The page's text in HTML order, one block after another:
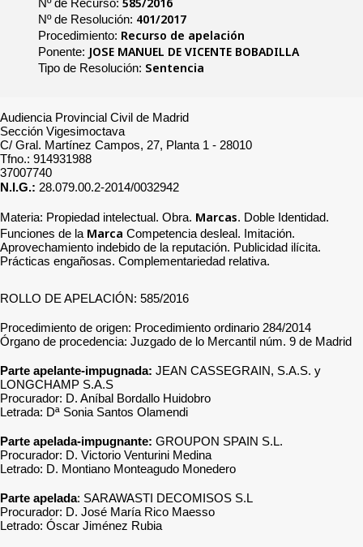
Nº de Recurso:
Nº de Resolución: 401/2017
Procedimiento: Recurso de apelación
Ponente: JOSE MANUEL DE VICENTE BOBADILLA
Tipo de Resolución: Sentencia
Audiencia Provincial Civil de Madrid
Sección Vigesimoctava
C/ Gral. Martínez Campos, 27, Planta 1 - 28010
Tfno.: 914931988
37007740
N.I.G.: 28.079.00.2-2014/0032942
Materia: Propiedad intelectual. Obra. Marcas. Doble Identidad.
Funciones de la Marca Competencia desleal. Imitación.
Aprovechamiento indebido de la reputación. Publicidad ilícita.
Prácticas engañosas. Complementariedad relativa.
ROLLO DE APELACIÓN: 585/2016
Procedimiento de origen: Procedimiento ordinario 284/2014
Órgano de procedencia: Juzgado de lo Mercantil núm. 9 de Madrid
Parte apelante-impugnada: JEAN CASSEGRAIN, S.A.S. y
LONGCHAMP S.A.S
Procurador: D. Aníbal Bordallo Huidobro
Letrada: Dª Sonia Santos Olamendi
Parte apelada-impugnante: GROUPON SPAIN S.L.
Procurador: D. Victorio Venturini Medina
Letrado: D. Montiano Monteagudo Monedero
Parte apelada: SARAWASTI DECOMISOS S.L
Procurador: D. José María Rico Maesso
Letrado: Óscar Jiménez Rubia